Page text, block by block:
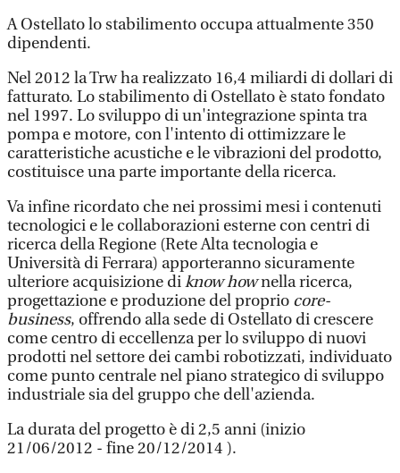
A Ostellato lo stabilimento occupa attualmente 350
dipendenti.
Nel 2012 la Trw ha realizzato 16,4 miliardi di dollari di
fatturato. Lo stabilimento di Ostellato è stato fondato
nel 1997. Lo sviluppo di un'integrazione spinta tra
pompa e motore, con l'intento di ottimizzare le
caratteristiche acustiche e le vibrazioni del prodotto,
costituisce una parte importante della ricerca.
Va infine ricordato che nei prossimi mesi i contenuti
tecnologici e le collaborazioni esterne con centri di
ricerca della Regione (Rete Alta tecnologia e
Università di Ferrara) apporteranno sicuramente
ulteriore acquisizione diknow hownella ricerca,
progettazione e produzione del proprio core-
business, offrendo alla sede di Ostellato di crescere
come centro di eccellenza per lo sviluppo di nuovi
prodotti nel settore dei cambi robotizzati, individuato
come punto centrale nel piano strategico di sviluppo
industriale sia del gruppo che dell'azienda.
La durata del progetto è di 2,5 anni (inizio
21/06/2012 - fine 20/12/2014 ).